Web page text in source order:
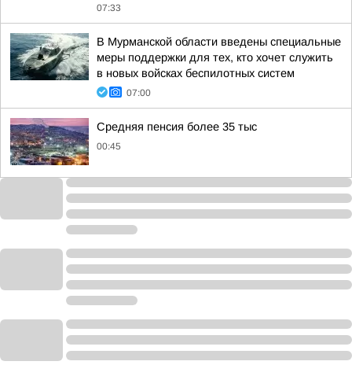
07:33
В Мурманской области введены специальные
меры поддержки для тех, кто хочет служить
в новых войсках беспилотных систем
07:00
Средняя пенсия более 35 тыс
00:45